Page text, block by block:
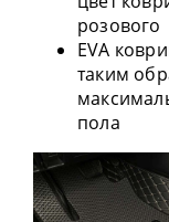
розового
EVA
таким
пола